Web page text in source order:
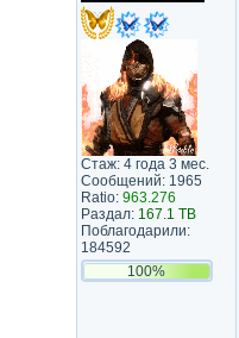
Стаж: 4 года 3 мес.
Сообщений: 1965
Ratio: 963.276
Раздал: 167.1 TB
Поблагодарили:
184592
100%